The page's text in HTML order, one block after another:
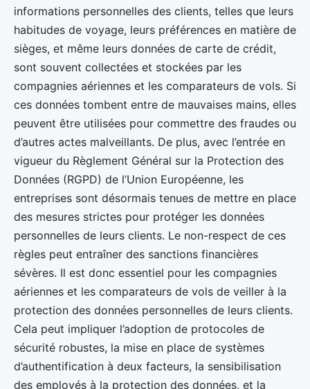
informations personnelles des clients, telles que leurs
habitudes de voyage, leurs préférences en matière de
sièges, et même leurs données de carte de crédit,
sont souvent collectées et stockées par les
compagnies aériennes et les comparateurs de vols. Si
ces données tombent entre de mauvaises mains, elles
peuvent être utilisées pour commettre des fraudes ou
d’autres actes malveillants. De plus, avec l’entrée en
vigueur du Règlement Général sur la Protection des
Données (RGPD) de l’Union Européenne, les
entreprises sont désormais tenues de mettre en place
des mesures strictes pour protéger les données
personnelles de leurs clients. Le non-respect de ces
règles peut entraîner des sanctions financières
sévères. Il est donc essentiel pour les compagnies
aériennes et les comparateurs de vols de veiller à la
protection des données personnelles de leurs clients.
Cela peut impliquer l’adoption de protocoles de
sécurité robustes, la mise en place de systèmes
d’authentification à deux facteurs, la sensibilisation
des employés à la protection des données, et la